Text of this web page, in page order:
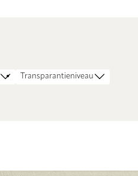
Transparantieniveau